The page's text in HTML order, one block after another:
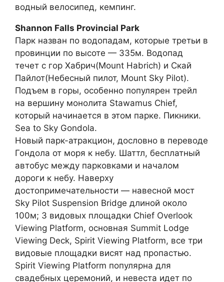
водный велосипед, кемпинг.
Shannon Falls Provincial Park
Парк назван по водопадам, которые третьи в
провинции по высоте — 335м. Водопад
течет с гор Хабрич(Mount Habrich) и Скай
Пайлот(Небесный пилот, Mount Sky Pilot).
Подъем в горы, особенно популярен трейл
на вершину монолита Stawamus Chief,
который начинается в этом парке. Пикники.
Sea to Sky Gondola.
Новый парк-атракцион, дословно в переводе
Гондола от моря к небу. Шаттл, бесплатный
автобус между парковками и началом
дороги к небу. Наверху
достопримечательности — навесной мост
Sky Pilot Suspension Bridge длиной около
100м; 3 видовых площадки Chief Overlook
Viewing Platform, основная Summit Lodge
Viewing Deck, Spirit Viewing Platform, все три
видовые площадки висят над пропастью.
Spirit Viewing Platform популярна для
свадебных церемоний, и невеста идет по